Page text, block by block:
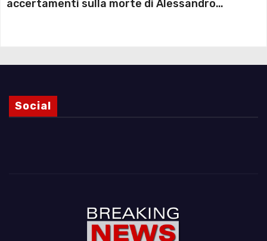
accertamenti sulla morte di Alessandro
Social